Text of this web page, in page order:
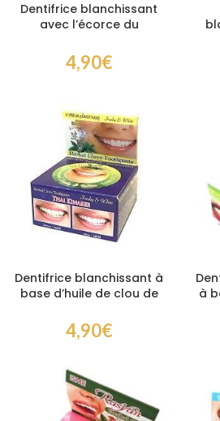
Dentifrice blanchissant
avec l’écorce du
Kinaree
4,90€
Dentifrice blanchissant à
base d’huile de clou de
4,90€
à